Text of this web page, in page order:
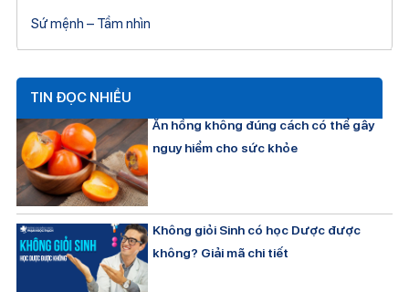
Sứ mệnh – Tầm nhìn
TIN ĐỌC NHIỀU
Ăn hồng không đúng cách có thể gây
nguy hiểm cho sức khỏe
Không giỏi Sinh có học Dược được
không? Giải mã chi tiết